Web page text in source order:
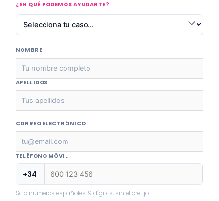
¿EN QUÉ PODEMOS AYUDARTE?
NOMBRE
APELLIDOS
CORREO ELECTRÓNICO
TELÉFONO MÓVIL
+34
Solo números españoles. 9 dígitos, sin el prefijo.